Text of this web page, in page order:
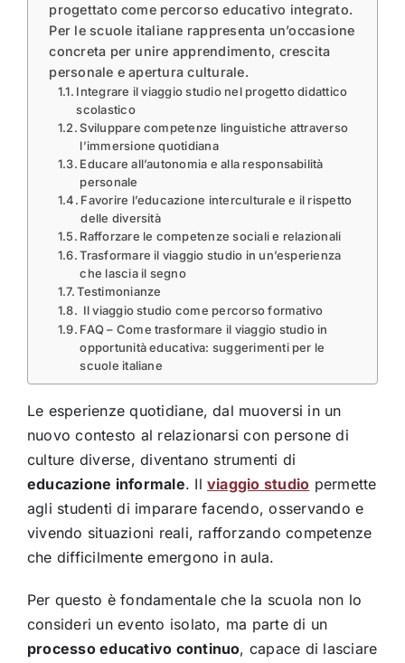
progettato come percorso educativo integrato.
Per le scuole italiane rappresenta un’occasione
concreta per unire apprendimento, crescita
personale e apertura culturale.
Integrare il viaggio studio nel progetto didattico
scolastico
Sviluppare competenze linguistiche attraverso
l’immersione quotidiana
Educare all’autonomia e alla responsabilità
personale
Favorire l’educazione interculturale e il rispetto
delle diversità
Rafforzare le competenze sociali e relazionali
Trasformare il viaggio studio in un’esperienza
che lascia il segno
Testimonianze
Il viaggio studio come percorso formativo
FAQ – Come trasformare il viaggio studio in
opportunità educativa: suggerimenti per le
scuole italiane
Le esperienze quotidiane, dal muoversi in un
nuovo contesto al relazionarsi con persone di
culture diverse, diventano strumenti di
educazione informale. Il viaggio studio permette
agli studenti di imparare facendo, osservando e
vivendo situazioni reali, rafforzando competenze
che difficilmente emergono in aula.
Per questo è fondamentale che la scuola non lo
consideri un evento isolato, ma parte di un
processo educativo continuo, capace di lasciare